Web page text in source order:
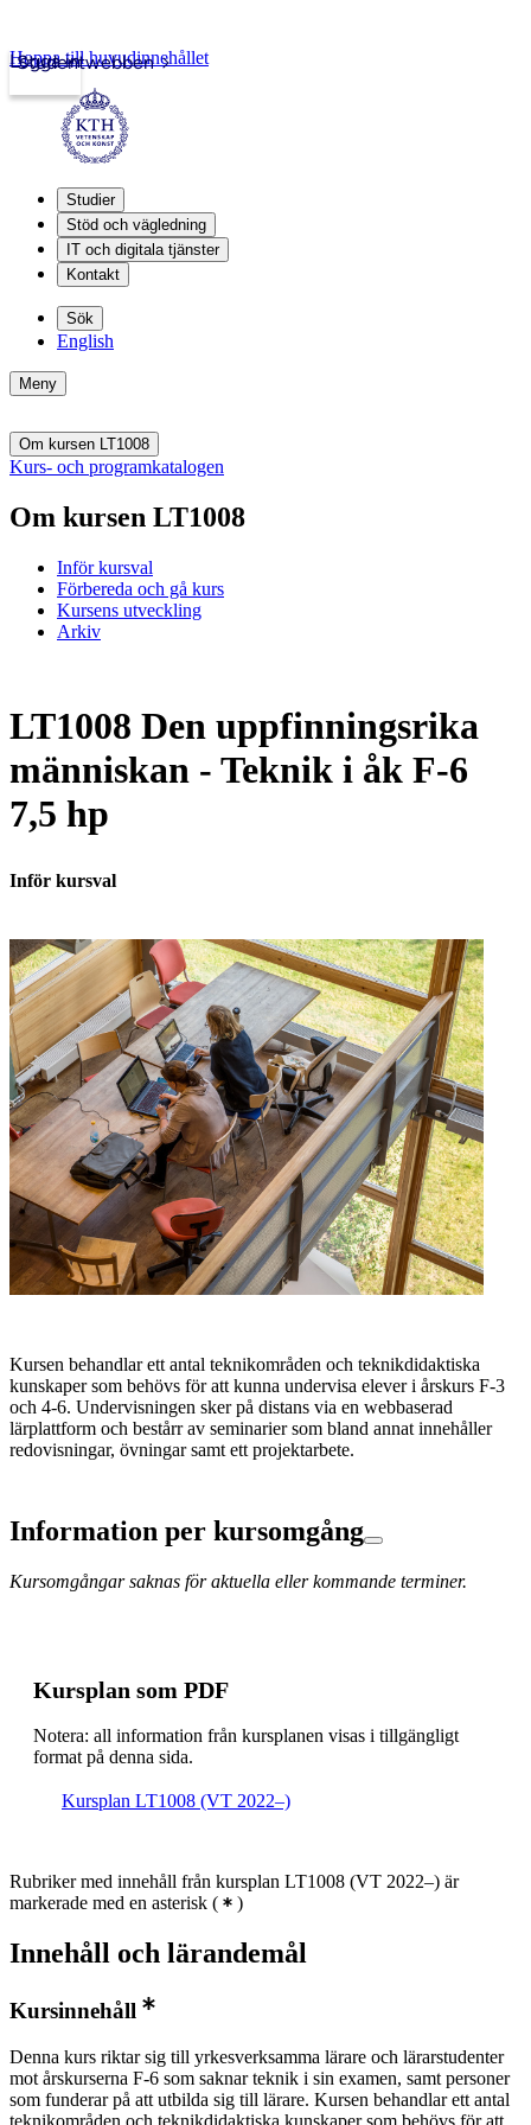
Studentwebben
Logga in
Hoppa till huvudinnehållet
Studier
Stöd och vägledning
IT och digitala tjänster
Kontakt
Sök
English
Meny
Om kursen LT1008
Kurs- och programkatalogen
Om kursen LT1008
Inför kursval
Förbereda och gå kurs
Kursens utveckling
Arkiv
LT1008 Den uppfinningsrika
människan - Teknik i åk F-6
7,5 hp
Inför kursval
Kursen behandlar ett antal teknikområden och teknikdidaktiska
kunskaper som behövs för att kunna undervisa elever i årskurs F-3
och 4-6. Undervisningen sker på distans via en webbaserad
lärplattform och bestårr av seminarier som bland annat innehåller
redovisningar, övningar samt ett projektarbete.
Information per kursomgång
Kursomgångar saknas för aktuella eller kommande terminer.
Kursplan som PDF
Notera: all information från kursplanen visas i tillgängligt
format på denna sida.
Kursplan LT1008 (VT 2022–)
Rubriker med innehåll från kursplan LT1008 (VT 2022–) är
markerade med en asterisk ( )
Innehåll och lärandemål
Kursinnehåll
Denna kurs riktar sig till yrkesverksamma lärare och lärarstudenter
mot årskurserna F-6 som saknar teknik i sin examen, samt personer
som funderar på att utbilda sig till lärare. Kursen behandlar ett antal
teknikområden och teknikdidaktiska kunskaper som behövs för att